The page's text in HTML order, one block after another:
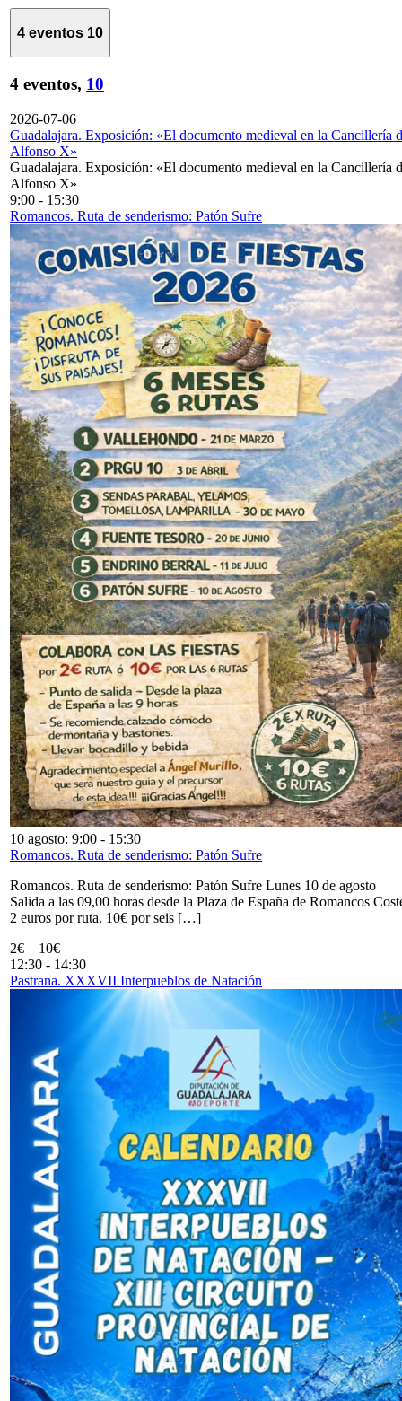
4 eventos 10
4 eventos, 10
2026-07-06
Guadalajara. Exposición: «El documento medieval en la Cancillería
Alfonso X»
Guadalajara. Exposición: «El documento medieval en la Cancillería
Alfonso X»
9:00 - 15:30
Romancos. Ruta de senderismo: Patón Sufre
10 agosto: 9:00 - 15:30
Romancos. Ruta de senderismo: Patón Sufre
Romancos. Ruta de senderismo: Patón Sufre Lunes 10 de agosto
Salida a las 09,00 horas desde la Plaza de España de Romancos
2 euros por ruta. 10€ por seis […]
2€ – 10€
12:30 - 14:30
Pastrana. XXXVII Interpueblos de Natación